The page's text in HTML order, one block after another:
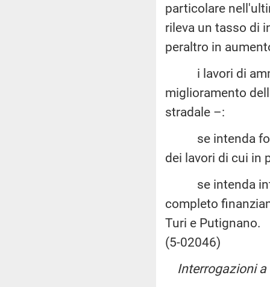
particolare
rileva un tasso di
peraltro in
i lavori di
miglioramento
stradale –:
se intenda
dei lavori di cui in
se intenda
completo
Turi e Putignano.
(5-02046)
Interrogazioni